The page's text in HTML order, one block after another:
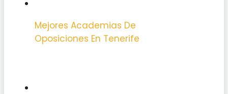
Mejores Academias De
Oposiciones En Tenerife